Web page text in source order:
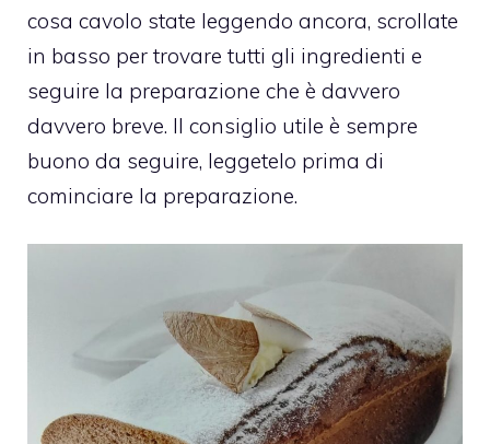
cosa cavolo state leggendo ancora, scrollate
in basso per trovare tutti gli ingredienti e
seguire la preparazione che è davvero
davvero breve. Il consiglio utile è sempre
buono da seguire, leggetelo prima di
cominciare la preparazione.